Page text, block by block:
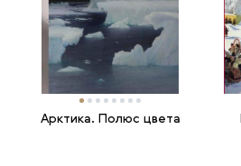
Арктика. Полюс цвета